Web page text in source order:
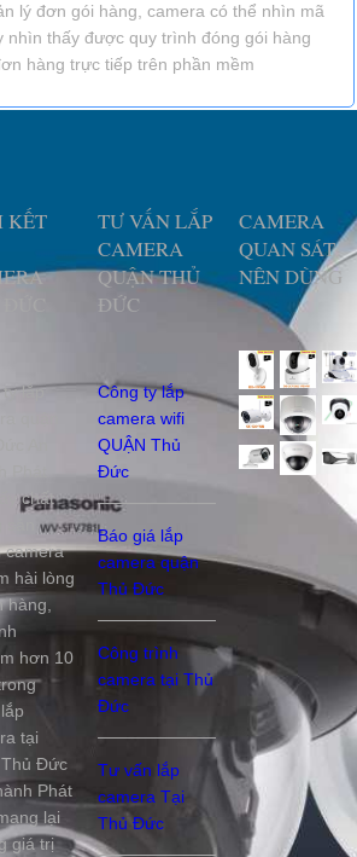
lý đơn gói hàng, camera có thể nhìn mã
nhìn thấy được quy trình đóng gói hàng
hàng trực tiếp trên phần mềm
KẾT
ty lắp
chất
camera
hài lòng
hàng,
hơn 10
tại
Đức
Phát
lại
giá trị
TƯ VẤN LẮP
CAMERA
QUẬN THỦ
ĐỨC
Công ty lắp
camera wifi
QUẬN Thủ
Đức
Báo giá lắp
camera quận
Thủ Đức
Công trình
camera tại Thủ
Đức
Tư vấn lắp
camera Tại
Thủ Đức
CAMERA
QUAN SÁT
NÊN DÙNG